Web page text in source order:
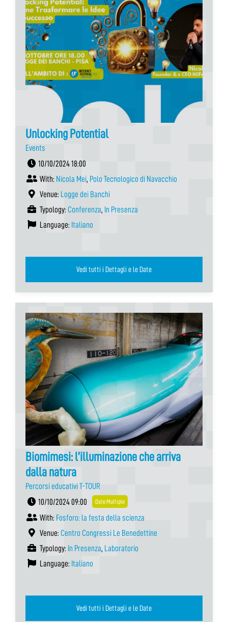
Unlocking Potential
Events
10/10/2024 18:00
With: Nicola Mei, Polo Tecnologico di Navacchio
Venue: Logge dei Banchi
Typology: Conferenza, In Presenza
Language: Italiano
Vedi tutti i Dettagli e le Date
Biomimesi: l’illuminazione che arriva
dalla natura
Percorsi educativi T-TOUR
10/10/2024 09:00
Date Multiple
With: Fosforo: la festa della scienza
Venue: Centro Congressi Le Benedettine
Typology: In Presenza, Laboratorio
Language: Italiano
Vedi tutti i Dettagli e le Date